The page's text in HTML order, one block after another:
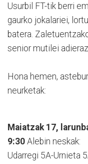
Usurbil FT-tik berri
gaurko jokalariei,
batera.
senior mutilei
Hona hemen,
neurketak:
Maiatzak 17,
9:30 Alebin neskak:
Udarregi 5A-Urnieta